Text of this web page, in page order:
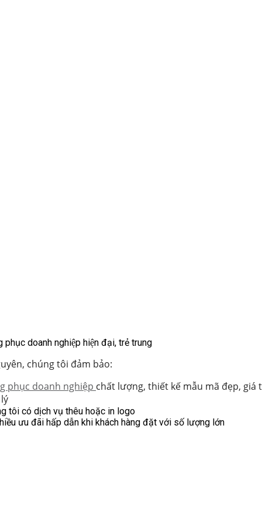
phục doanh nghiệp hiện đại, trẻ trung
chúng tôi đảm bảo:
phục doanh nghiệp chất lượng, thiết kế mẫu mã đẹp, giá
tôi có dịch vụ thêu hoặc in logo
ưu đãi hấp dẫn khi khách hàng đặt với số lượng lớn